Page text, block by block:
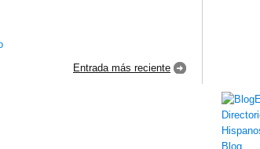
Entrada más reciente